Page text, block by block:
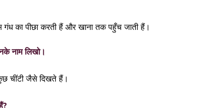
गंध का पीछा करती हैं और खाना तक पहुँच जाती हैं।
नाम लिखो।
चींटी जैसे दिखते हैं।